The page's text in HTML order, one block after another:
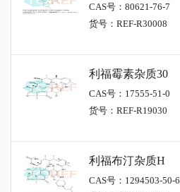
CAS号：80621-76-7
货号：REF-R30008
利福霉素杂质30
CAS号：17555-51-0
货号：REF-R19030
利福布汀杂质H
CAS号：1294503-50-6